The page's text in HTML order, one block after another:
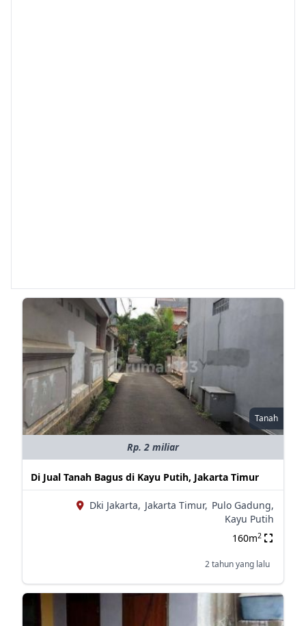
Tanah
Rp. 2 miliar
Di Jual Tanah Bagus di Kayu Putih, Jakarta Timur
Dki Jakarta, Jakarta Timur, Pulo Gadung,
Kayu Putih
160m2
2 tahun yang lalu